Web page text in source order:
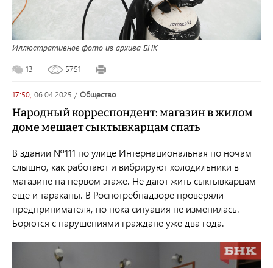
Иллюстративное фото из архива БНК
13 5751
17:50, 06.04.2025 / общество
Народный корреспондент: магазин в жилом
доме мешает сыктывкарцам спать
В здании №111 по улице Интернациональная по ночам
слышно, как работают и вибрируют холодильники в
магазине на первом этаже. Не дают жить сыктывкарцам
еще и тараканы. В Роспотребнадзоре проверяли
предпринимателя, но пока ситуация не изменилась.
Борются с нарушениями граждане уже два года.